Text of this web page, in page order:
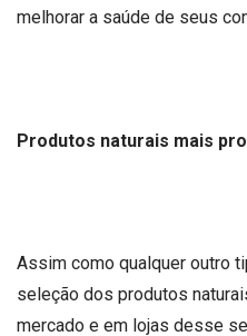
melhorar a saúde de seus
Produtos naturais mais
Assim como qualquer outro
seleção dos produtos
mercado e em lojas desse